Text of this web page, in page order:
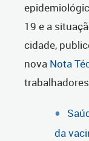
19 e a
cidade,
nova Nota
da